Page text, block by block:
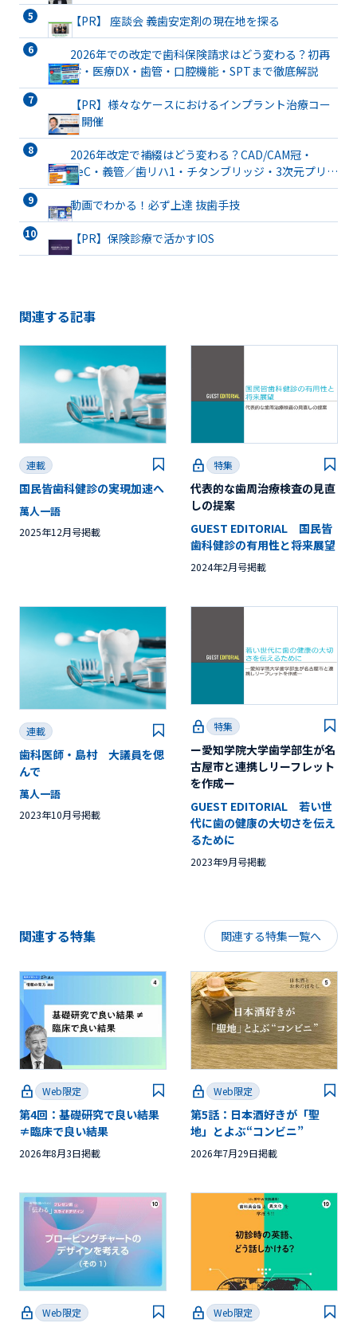
【PR】 座談会 義歯安定剤の現在地を探る
2026年での改定で歯科保険請求はどう変わる？初再
診・医療DX・歯管・口腔機能・SPTまで徹底解説
【PR】様々なケースにおけるインプラント治療コー
ス開催
2026年改定で補綴はどう変わる？CAD/CAM冠・
TeC・義管／歯リハ1・チタンブリッジ・3次元プリン
ト有床義歯まで詳解
動画でわかる！必ず上達 抜歯手技
【PR】保険診療で活かすIOS
関連する記事
連載
国民皆歯科健診の実現加速へ
萬人一語
2025年12月号掲載
特集
代表的な歯周治療検査の見直
しの提案
GUEST EDITORIAL 国民皆
歯科健診の有用性と将来展望
2024年2月号掲載
連載
歯科医師・島村 大議員を偲
んで
萬人一語
2023年10月号掲載
特集
ー愛知学院大学歯学部生が名
古屋市と連携しリーフレット
を作成ー
GUEST EDITORIAL 若い世
代に歯の健康の大切さを伝え
るために
2023年9月号掲載
関連する特集 関連する特集一覧へ
Web限定
第4回：基礎研究で良い結果
≠臨床で良い結果
2026年8月3日掲載
Web限定
第5話：日本酒好きが「聖
地」とよぶ“コンビニ”
2026年7月29日掲載
Web限定 Web限定